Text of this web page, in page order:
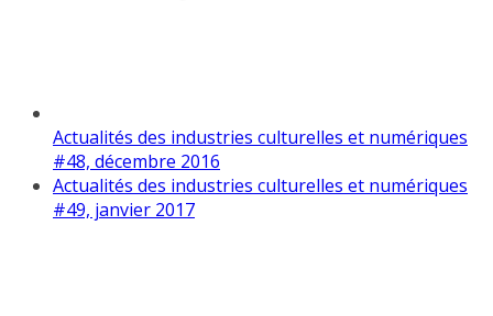
Actualités des industries culturelles et numériques
#48, décembre 2016
Actualités des industries culturelles et numériques
#49, janvier 2017